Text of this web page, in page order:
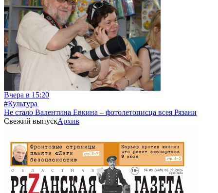
Вчера в 15:20
#Культура
Не стало Валентина Евкина – фотолетописца всея Рязани
Свежий выпускАрхив